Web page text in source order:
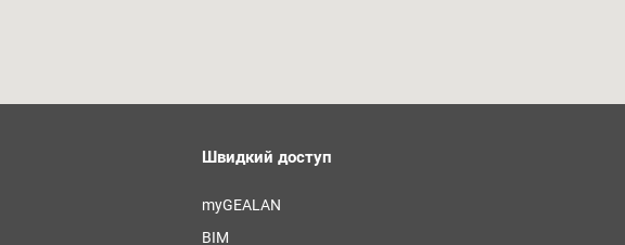
Швидкий доступ
myGEALAN
BIM